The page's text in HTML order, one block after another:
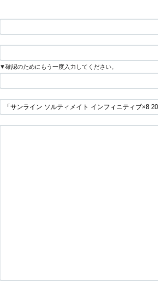
▼確認のためにもう一度入力してください。